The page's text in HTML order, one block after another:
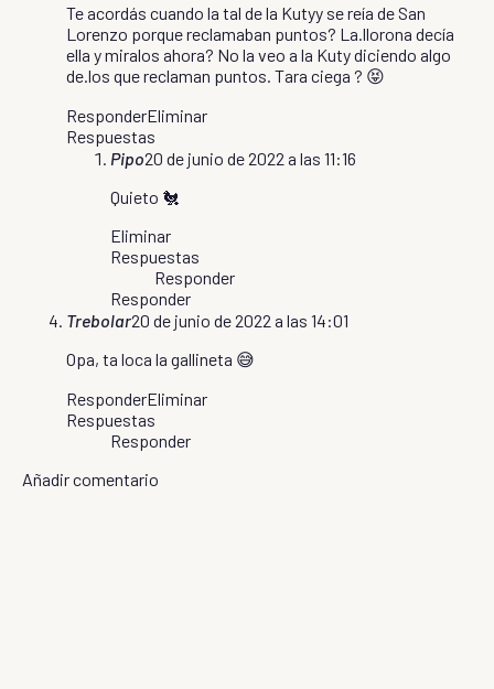
Te acordás cuando la tal de la Kutyy se reía de San
Lorenzo porque reclamaban puntos? La.llorona decía
ella y miralos ahora? No la veo a la Kuty diciendo algo
de.los que reclaman puntos. Tara ciega ? 😝
ResponderEliminar
Respuestas
Pipo20 de junio de 2022 a las 11:16
Quieto 🐔
Eliminar
Respuestas
Responder
Responder
Trebolar20 de junio de 2022 a las 14:01
Opa, ta loca la gallineta 😅
ResponderEliminar
Respuestas
Responder
Añadir comentario